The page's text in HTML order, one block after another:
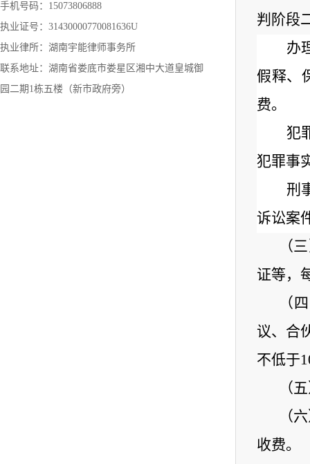
手机号码：15073806888
执业证号：31430000770081636U
执业律所：湖南宇能律师事务所
联系地址：湖南省娄底市娄星区湘中大道皇城御
园二期1栋五楼（新市政府旁）
判阶段
办
假释、
费。
犯
犯罪事
刑
诉讼案
（
证等，
（
议、合
不低于
（五
（六
收费。